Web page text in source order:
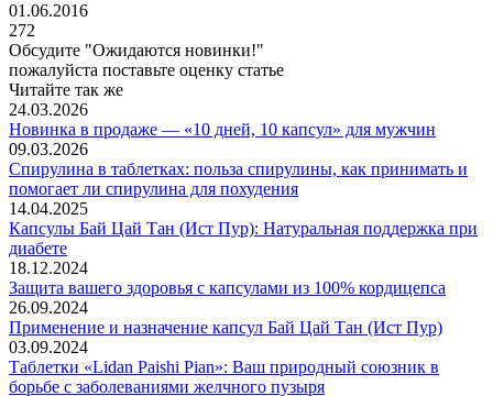
01.06.2016
272
Обсудите "Ожидаются новинки!"
пожалуйста поставьте оценку статье
Читайте так же
24.03.2026
Новинка в продаже — «10 дней, 10 капсул» для мужчин
09.03.2026
Спирулина в таблетках: польза спирулины, как принимать и
помогает ли спирулина для похудения
14.04.2025
Капсулы Бай Цай Тан (Ист Пур): Натуральная поддержка при
диабете
18.12.2024
Защита вашего здоровья с капсулами из 100% кордицепса
26.09.2024
Применение и назначение капсул Бай Цай Тан (Ист Пур)
03.09.2024
Таблетки «Lidan Paishi Pian»: Ваш природный союзник в
борьбе с заболеваниями желчного пузыря